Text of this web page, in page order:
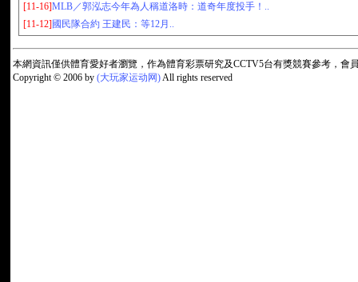
[11-16]MLB／郭泓志今年為人稱道洛時：道奇年度投手！..
[11-12] 國民隊合約 王建民：等12月..
本網資訊僅供體育愛好者瀏覽，作為體育彩票研究及CCTV5台有獎競賽參考，
Copyright © 2006 by (大玩家运动网)All rights reserved